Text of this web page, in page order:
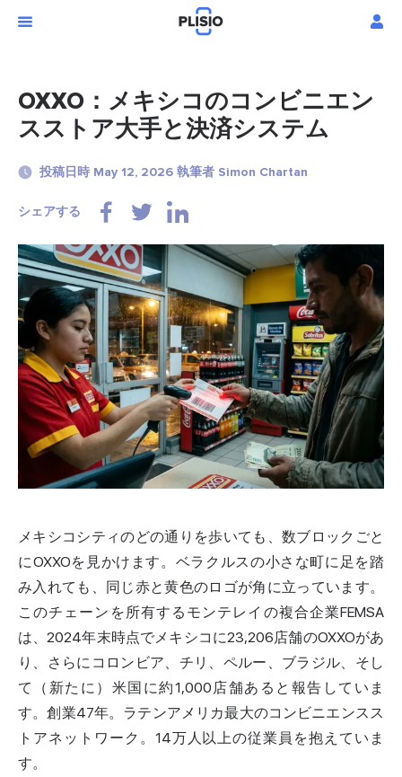
OXXO：メキシコのコンビニエン
スストア大手と決済システム
投稿日時 May 12, 2026 執筆者 Simon Chartan
シェアする
メキシコ シティのどの通りを歩いても、数ブロックごと
にOXXOを見かけます。ベラクルスの小さな町に足を踏
み入れても、同じ赤と黄色のロゴが角に立っています。
このチェーンを所有するモンテレイの複合企業FEMSA
は、2024年末時点でメキシコに23,206店舗のOXXOがあ
り、さらに コロンビア、チリ、ペルー、ブラジル、そし
て（新たに）米国に約1,000店舗あると報告していま
す。創業47年。ラテンアメリカ最大のコンビニエンスス
トアネットワーク。14万人以上の従業員を抱えていま
す。